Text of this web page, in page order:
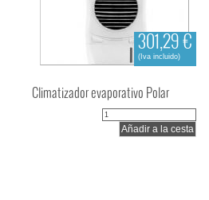
Climatizador evaporativo Polar
301,29 €
(Iva incluido)